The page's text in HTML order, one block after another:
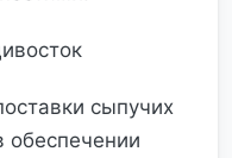
сыпучих
обеспечении